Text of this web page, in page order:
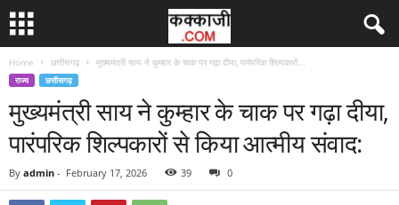
Home छत्तीसगढ़ मुख्यमंत्री साय ने कुम्हार के चाक पर गढ़ा दीया, पारंपरिक शिल्पकारों...
राज्य छत्तीसगढ़
मुख्यमंत्री साय ने कुम्हार के चाक पर गढ़ा दीया,
पारंपरिक शिल्पकारों से किया आत्मीय संवाद:
By admin - February 17, 2026 39 0